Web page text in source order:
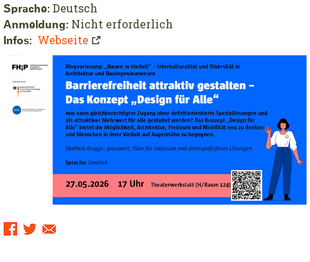
Sprache: Deutsch
Anmeldung: Nicht erforderlich
Infos: Webseite
Sharing